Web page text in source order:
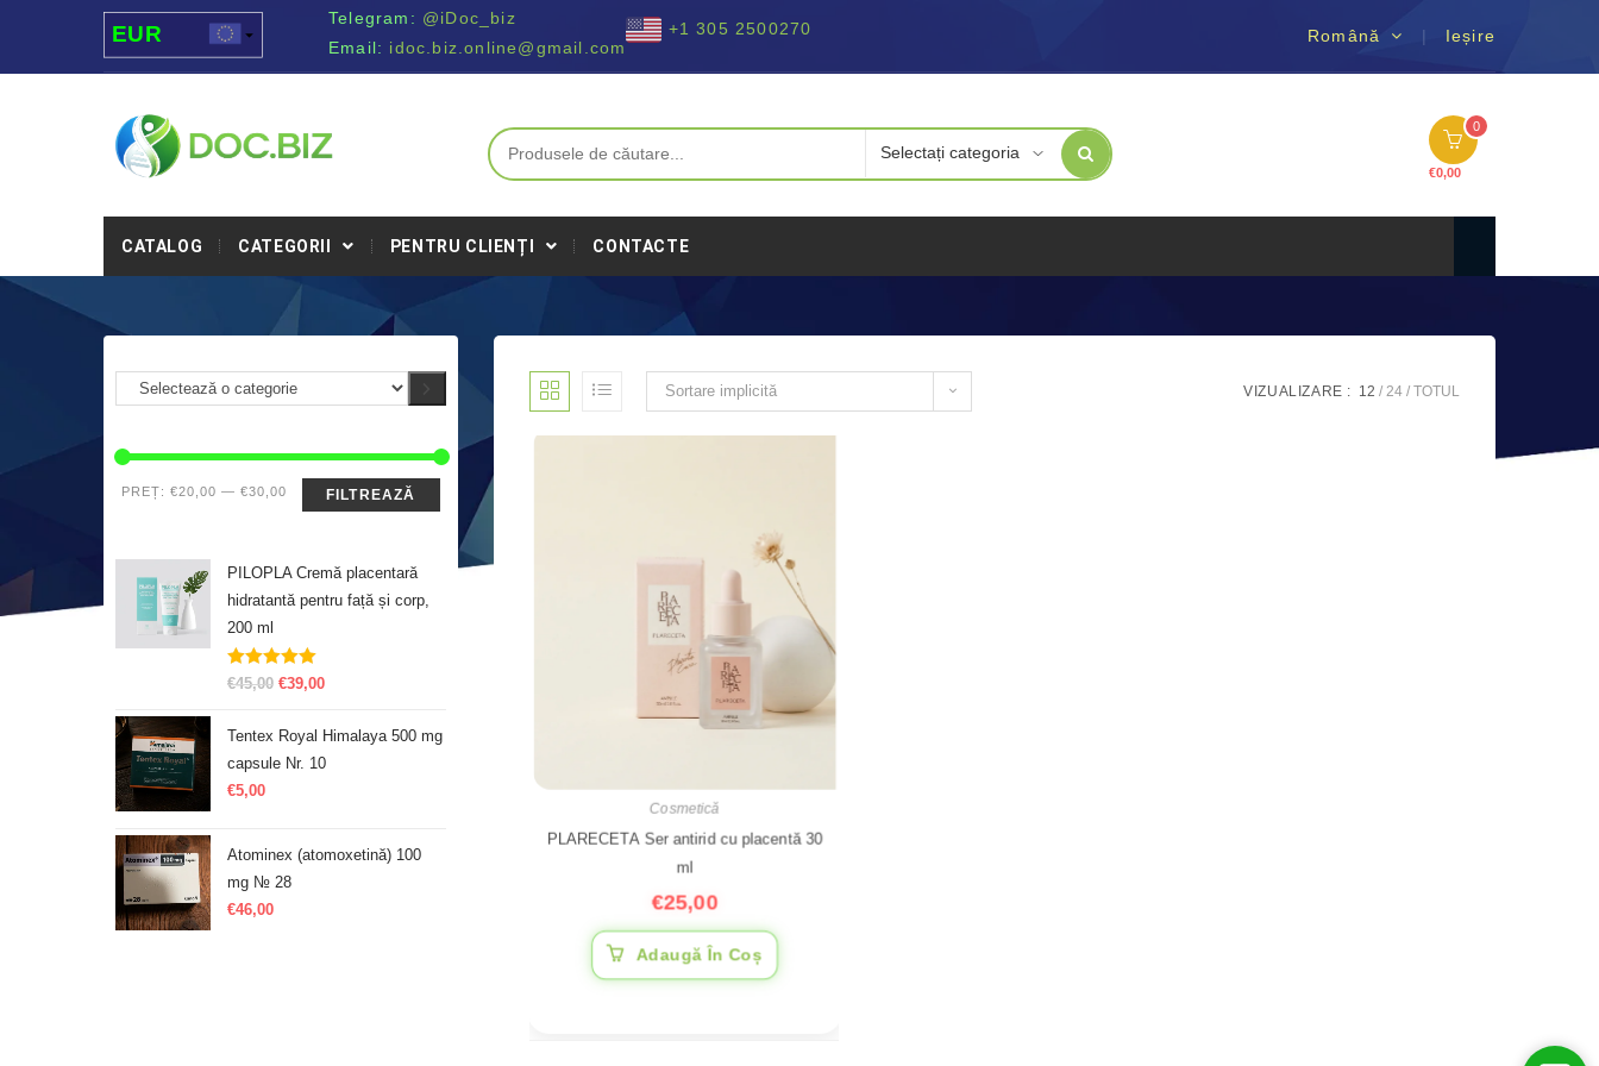
Română Ieșire
EUR
USD
UAH
MDL
Telegram: @iDoc_biz
Email: idoc.biz.online@gmail.com
+1 305 2500270
0
€0,00
CATALOG CATEGORII PENTRU CLIENȚI CONTACTE
Sortare implicită VIZUALIZARE : 12 24 TOTUL
Cosmetică
PLARECETA Ser antirid cu placentă 30
ml
€25,00
Adaugă În Coș
FILTREAZĂ
PREȚ: €20,00 — €30,00
PILOPLA Cremă placentară
hidratantă pentru față și corp,
200 ml
Evaluat la
€45,00 €39,00
Tentex Royal Himalaya 500 mg
capsule Nr. 10
€5,00
Atominex (atomoxetină) 100
mg № 28
€46,00